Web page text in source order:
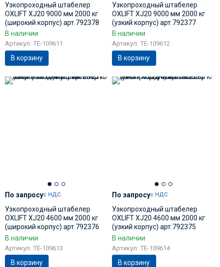
Узкопроходный штабелер
OXLIFT XJ20 9000 мм 2000 кг
(широкий корпус) арт.792378
В наличии
Артикул: TE-109611
В корзину
Узкопроходный штабелер
OXLIFT XJ20 9000 мм 2000 кг
(узкий корпус) арт.792377
В наличии
Артикул: TE-109612
В корзину
По запросус НДС
Узкопроходный штабелер
OXLIFT XJ20 4600 мм 2000 кг
(широкий корпус) арт.792376
В наличии
Артикул: TE-109613
В корзину
По запросус НДС
Узкопроходный штабелер
OXLIFT XJ20 4600 мм 2000 кг
(узкий корпус) арт.792375
В наличии
Артикул: TE-109614
В корзину